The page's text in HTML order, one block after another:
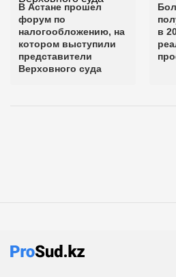
В Астане прошел
форум по
налогообложению, на
котором выступили
представители
Верховного суда
в